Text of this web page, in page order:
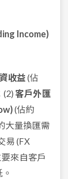
Income)
收益 (佔
(2)客戶外匯
(佔約
大量換匯需
易 (FX
來自客戶